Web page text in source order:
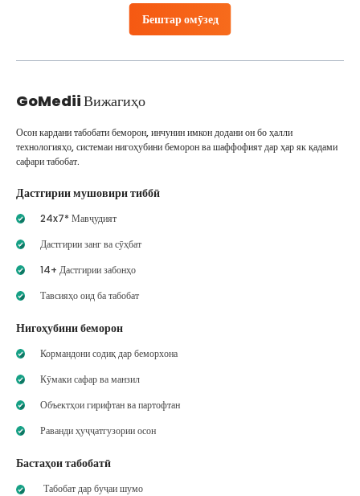
Бештар омӯзед
GoMediiВижагиҳо
Осон кардани табобати беморон, инчунин имкон додани он бо ҳалли
технологияҳо, системаи нигоҳубини беморон ва шаффофият дар ҳар як қадами
сафари табобат.
Дастгирии мушовири тиббӣ
24x7* Мавҷудият
Дастгирии занг ва сӯҳбат
14+ Дастгирии забонҳо
Тавсияҳо оид ба табобат
Нигоҳубини беморон
Кормандони содиқ дар беморхона
Кӯмаки сафар ва манзил
Объектҳои гирифтан ва партофтан
Раванди ҳуҷҷатгузории осон
Бастаҳои табобатӣ
Табобат дар буҷаи шумо